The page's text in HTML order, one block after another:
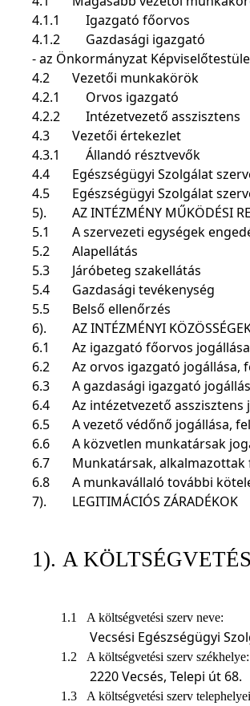
4.1.1
Igazgató főorvos
4.1.2
Gazdasági igazgató
- az Önkormányzat
4.2
Vezetői munkakörök
4.2.1
Orvos igazgató
4.2.2
Intézetvezető asszisztens
4.3
Vezetői értekezlet
4.3.1
Állandó résztvevők
4.4
Egészségügyi Szolgálat
4.5
Egészségügyi Szolgálat
5).
AZ INTÉZMÉNY MŰKÖDÉSI
5.1
A szervezeti egységek
5.2
Alapellátás
5.3
Járóbeteg szakellátás
5.4
Gazdasági tevékenység
5.5
Belső ellenőrzés
6).
AZ INTÉZMÉNYI
6.1
Az igazgató főorvos
6.2
Az orvos igazgató jogállása,
6.3
A gazdasági igazgató
6.4
Az intézetvezető
6.5
A vezető védőnő jogállása,
6.6
A közvetlen munkatársak
6.7
Munkatársak, alkalmazottak
6.8
A munkavállaló további
7).
LEGITIMÁCIÓS ZÁRADÉKOK
1). A
1.1 A költségvetési szerv neve:
Vecsési Egészségügyi
1.2 A költségvetési szerv székhelye:
2220 Vecsés, Telepi út 68.
1.3 A költségvetési szerv